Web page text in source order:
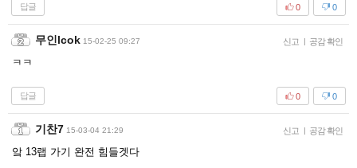
답글 0
0
무인lcok 15-02-25 09:27 신고 | 공감 확인
ㅋㅋ
답글 0
0
기찬7 15-03-04 21:29 신고 | 공감 확인
앜 13랩 가기 완전 힘들겟다